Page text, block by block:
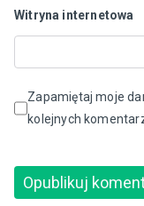
Witryna internetowa
Zapamiętaj moje
kolejnych